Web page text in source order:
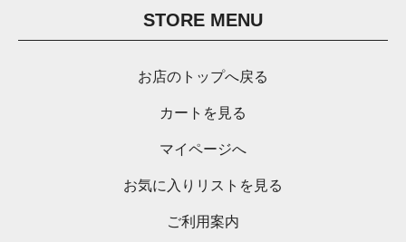
STORE MENU
お店のトップへ戻る
カートを見る
マイページへ
お気に入りリストを見る
ご利用案内